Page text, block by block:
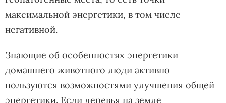
максимальной энергетики, в том числе
негативной.
Знающие об особенностях энергетики
домашнего животного люди активно
пользуются возможностями улучшения общей
энергетики. Если деревья на земле